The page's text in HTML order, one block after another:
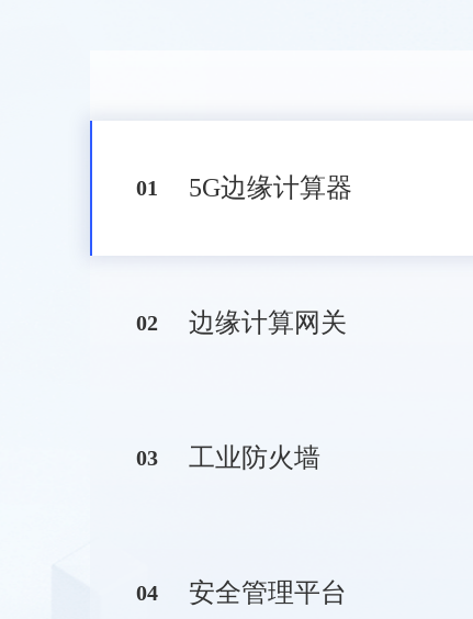
01 5G边缘计算器
02 边缘计算网关
03 工业防火墙
04 安全管理平台